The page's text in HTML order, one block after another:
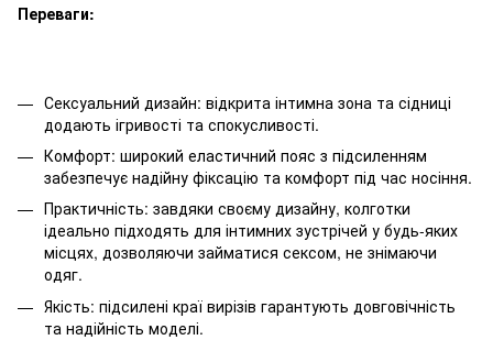
Переваги:
Сексуальний дизайн: відкрита інтимна зона та сідниці
додають ігривості та спокусливості.
Комфорт: широкий еластичний пояс з підсиленням
забезпечує надійну фіксацію та комфорт під час носіння.
Практичність: завдяки своєму дизайну, колготки
ідеально підходять для інтимних зустрічей у будь-яких
місцях, дозволяючи займатися сексом, не знімаючи
одяг.
Якість: підсилені краї вирізів гарантують довговічність
та надійність моделі.